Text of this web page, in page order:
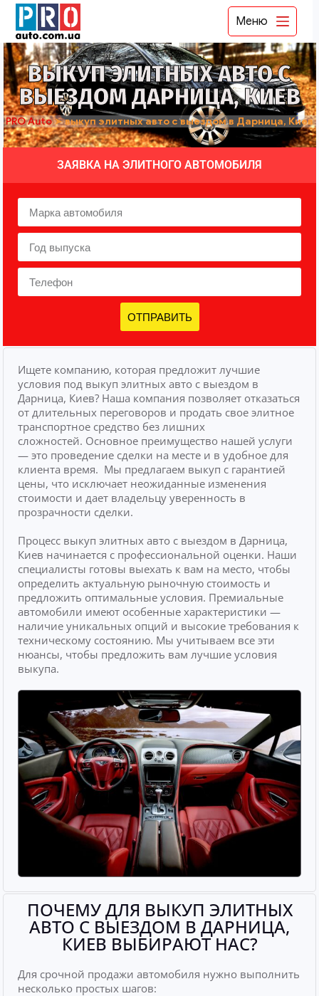
Меню
ВЫКУП ЭЛИТНЫХ АВТО С
ВЫЕЗДОМ ДАРНИЦА, КИЕВ
PRO Auto➤выкуп элитных авто с выездом в Дарница, Киев
ЗАЯВКА НА ЭЛИТНОГО АВТОМОБИЛЯ
ОТПРАВИТЬ
Ищете компанию, которая предложит лучшие
условия под выкуп элитных авто с выездом в
Дарница, Киев? Наша компания позволяет отказаться
от длительных переговоров и продать свое элитное
транспортное средство без лишних
сложностей. Основное преимущество нашей услуги
— это проведение сделки на месте и в удобное для
клиента время. Мы предлагаем выкуп с гарантией
цены, что исключает неожиданные изменения
стоимости и дает владельцу уверенность в
прозрачности сделки.
Процесс выкуп элитных авто с выездом в Дарница,
Киев начинается с профессиональной оценки. Наши
специалисты готовы выехать к вам на место, чтобы
определить актуальную рыночную стоимость и
предложить оптимальные условия. Премиальные
автомобили имеют особенные характеристики —
наличие уникальных опций и высокие требования к
техническому состоянию. Мы учитываем все эти
нюансы, чтобы предложить вам лучшие условия
выкупа.
ПОЧЕМУ ДЛЯ ВЫКУП ЭЛИТНЫХ
АВТО С ВЫЕЗДОМ В ДАРНИЦА,
КИЕВ ВЫБИРАЮТ НАС?
Для срочной продажи автомобиля нужно выполнить
несколько простых шагов: